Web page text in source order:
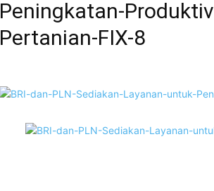
Peningkatan-
Pertanian-FIX-8